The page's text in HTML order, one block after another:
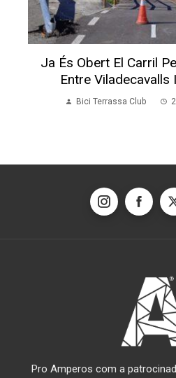
Ja És Obert El Carril
Entre Viladecavalls
Bici Terrassa Club
Pro Amperos com a